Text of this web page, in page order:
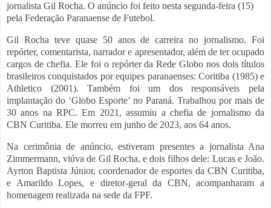
jornalista Gil Rocha. O anúncio foi feito nesta segunda-feira (15)
pela Federação Paranaense de Futebol.
Gil Rocha teve quase 50 anos de carreira no jornalismo. Foi
repórter, comentarista, narrador e apresentador, além de ter ocupado
cargos de chefia. Ele foi o repórter da Rede Globo nos dois títulos
brasileiros conquistados por equipes paranaenses: Coritiba (1985) e
Athletico (2001). Também foi um dos responsáveis pela
implantação do ‘Globo Esporte’ no Paraná. Trabalhou por mais de
30 anos na RPC. Em 2021, assumiu a chefia de jornalismo da
CBN Curitiba. Ele morreu em junho de 2023, aos 64 anos.
Na cerimônia de anúncio, estiveram presentes a jornalista Ana
Zimmermann, viúva de Gil Rocha, e dois filhos dele: Lucas e João.
Ayrton Baptista Júnior, coordenador de esportes da CBN Curitiba,
e Amarildo Lopes, e diretor-geral da CBN, acompanharam a
homenagem realizada na sede da FPF.